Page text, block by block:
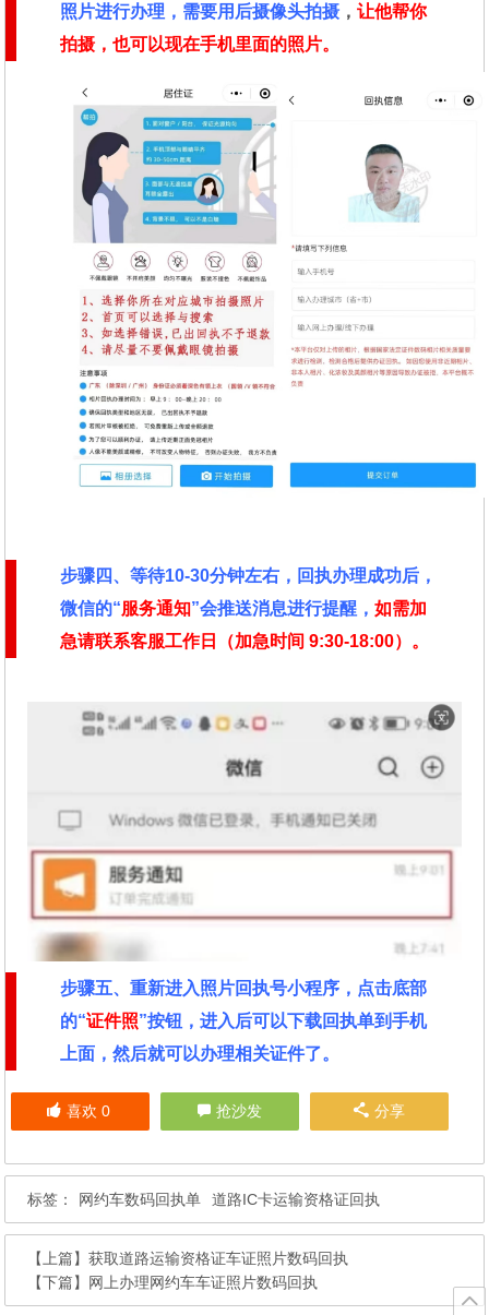
照片进行办理，需要用后摄像头拍摄 ，让他帮你
拍摄，也可以现在手机里面的照片。
步骤四、等待10-30分钟左右，回执办理成功后，
微信的“服务通知”会推送消息进行提醒，如需加
急请联系客服工作日（加急时间 9:30-18:00）。
步骤五、重新进入照片回执号小程序，点击底部
的“证件照”按钮，进入后可以下载回执单到手机
上面，然后就可以办理相关证件了。
喜欢 0 抢沙发 分享
标签： 网约车数码回执单 道路IC卡运输资格证回执
【上篇】获取道路运输资格证车证照片数码回执
【下篇】 网上办理网约车车证照片数码回执